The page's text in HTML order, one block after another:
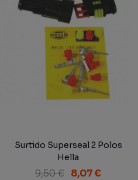
Surtido Superseal 2 Polos
Hella
9,50 € 8,07 €